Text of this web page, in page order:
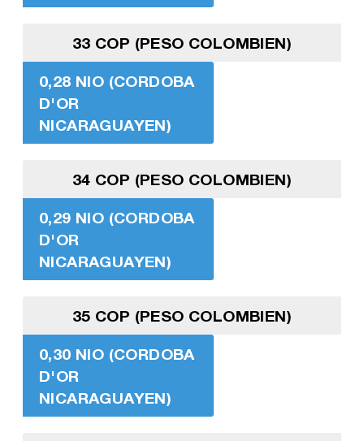
33 COP (PESO COLOMBIEN)
0,28 NIO (CORDOBA
D'OR
NICARAGUAYEN)
34 COP (PESO COLOMBIEN)
0,29 NIO (CORDOBA
D'OR
NICARAGUAYEN)
35 COP (PESO COLOMBIEN)
0,30 NIO (CORDOBA
D'OR
NICARAGUAYEN)